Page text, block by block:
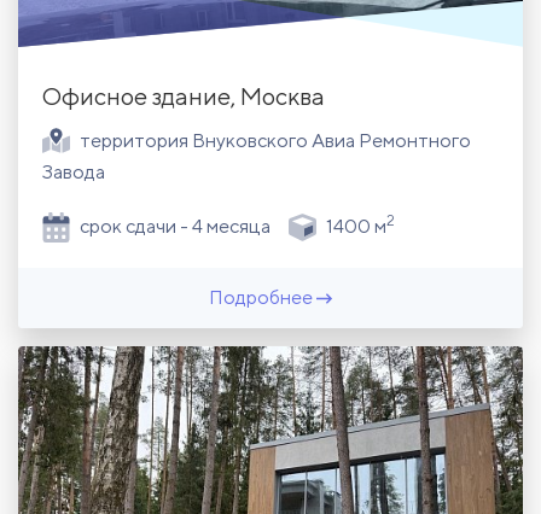
Офисное здание, Москва
территория Внуковского Авиа Ремонтного
Завода
срок сдачи - 4 месяца 1400 м2
Подробнее